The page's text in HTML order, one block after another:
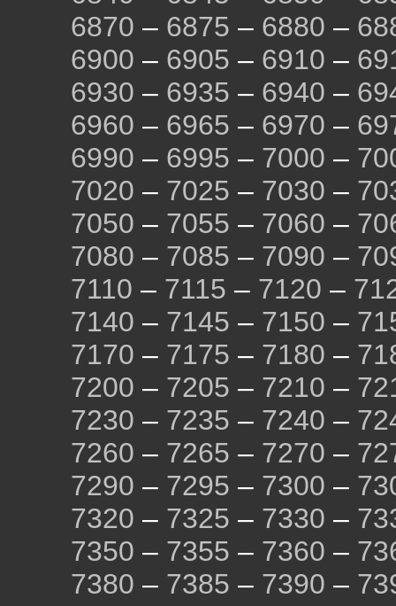
6870 – 6875 – 6880 –
6900 – 6905 – 6910 –
6930 – 6935 – 6940 –
6960 – 6965 – 6970 –
6990 – 6995 – 7000 –
7020 – 7025 – 7030 –
7050 – 7055 – 7060 –
7080 – 7085 – 7090 –
7110 – 7115 – 7120 –
7140 – 7145 – 7150 –
7170 – 7175 – 7180 –
7200 – 7205 – 7210 –
7230 – 7235 – 7240 –
7260 – 7265 – 7270 –
7290 – 7295 – 7300 –
7320 – 7325 – 7330 –
7350 – 7355 – 7360 –
7380 – 7385 – 7390 –